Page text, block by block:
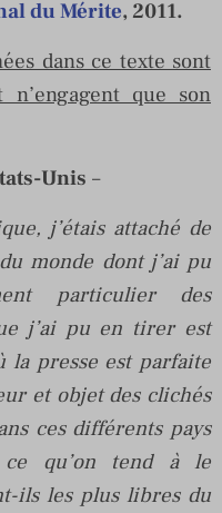
du Mérite, 2011.
dans ce texte sont
que son
Unis –
j’étais attaché de
monde dont j’ai pu
particulier des
j’ai pu en tirer est
la presse est parfaite
et objet des clichés
ces différents pays
ce qu’on tend à le
ils les plus libres du